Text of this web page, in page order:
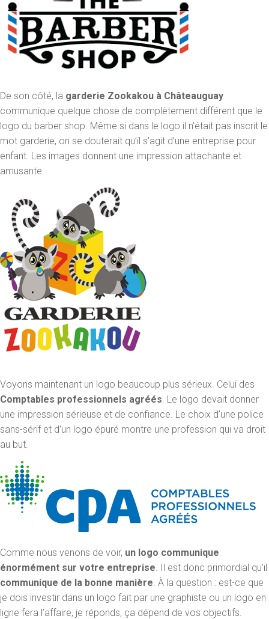
De son côté, la garderie Zookakou à Châteauguay
communique quelque chose de complètement différent que le
logo du barber shop. Même si dans le logo il n’était pas inscrit le
mot garderie, on se douterait qu’il s’agit d’une entreprise pour
enfant. Les images donnent une impression attachante et
amusante.
Voyons maintenant un logo beaucoup plus sérieux. Celui des
Comptables professionnels agréés . Le logo devait donner
une impression sérieuse et de confiance. Le choix d’une police
sans-sérif et d’un logo épuré montre une profession qui va droit
au but.
Comme nous venons de voir, un logo communique
énormément sur votre entreprise . Il est donc primordial qu’il
communique de la bonne manière . À la question : est-ce que
je dois investir dans un logo fait par une graphiste ou un logo en
ligne fera l’affaire, je réponds, ça dépend de vos objectifs.